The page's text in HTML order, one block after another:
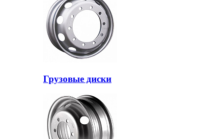
Грузовые диски